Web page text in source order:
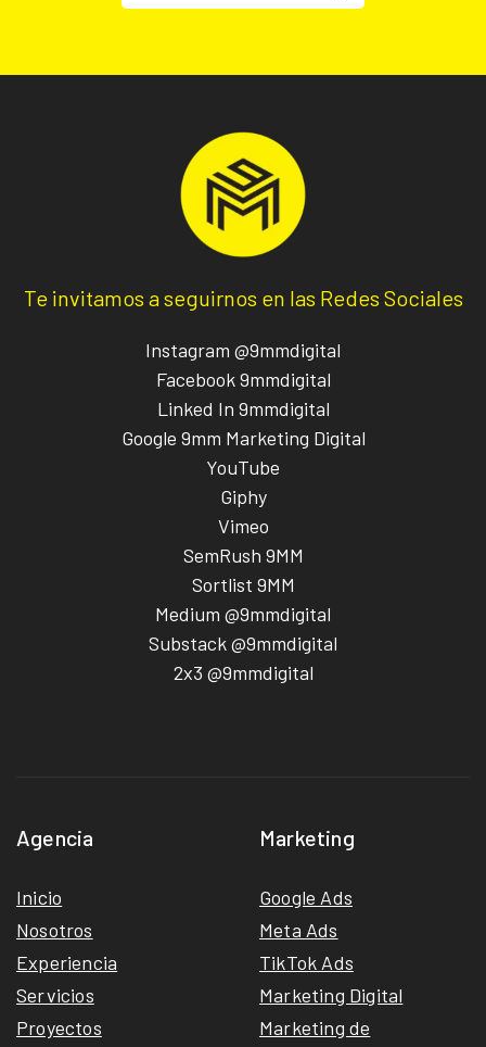
Te invitamos a seguirnos en las Redes Sociales
Instagram @9mmdigital
Facebook 9mmdigital
Linked In 9mmdigital
Google 9mm Marketing Digital
YouTube
Giphy
Vimeo
SemRush 9MM
Sortlist 9MM
Medium @9mmdigital
Substack @9mmdigital
2x3 @9mmdigital
Agencia
Inicio
Nosotros
Experiencia
Servicios
Proyectos
Marketing
Google Ads
Meta Ads
TikTok Ads
Marketing Digital
Marketing de